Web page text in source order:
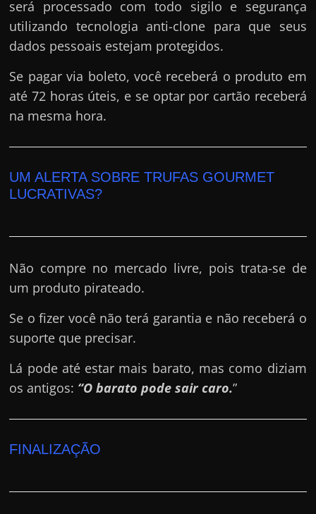
será processado com todo sigilo e segurança
utilizando tecnologia anti-clone para que seus
dados pessoais estejam protegidos.
Se pagar via boleto, você receberá o produto em
até 72 horas úteis, e se optar por cartão receberá
na mesma hora.
UM ALERTA SOBRE TRUFAS GOURMET
LUCRATIVAS?
Não compre no mercado livre, pois trata-se de
um produto pirateado.
Se o fizer você não terá garantia e não receberá o
suporte que precisar.
Lá pode até estar mais barato, mas como diziam
os antigos: “O barato pode sair caro.”
FINALIZAÇÃO